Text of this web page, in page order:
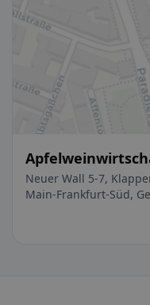
Neuer Wall 5-7,
Main-Frankfurt-Süd,